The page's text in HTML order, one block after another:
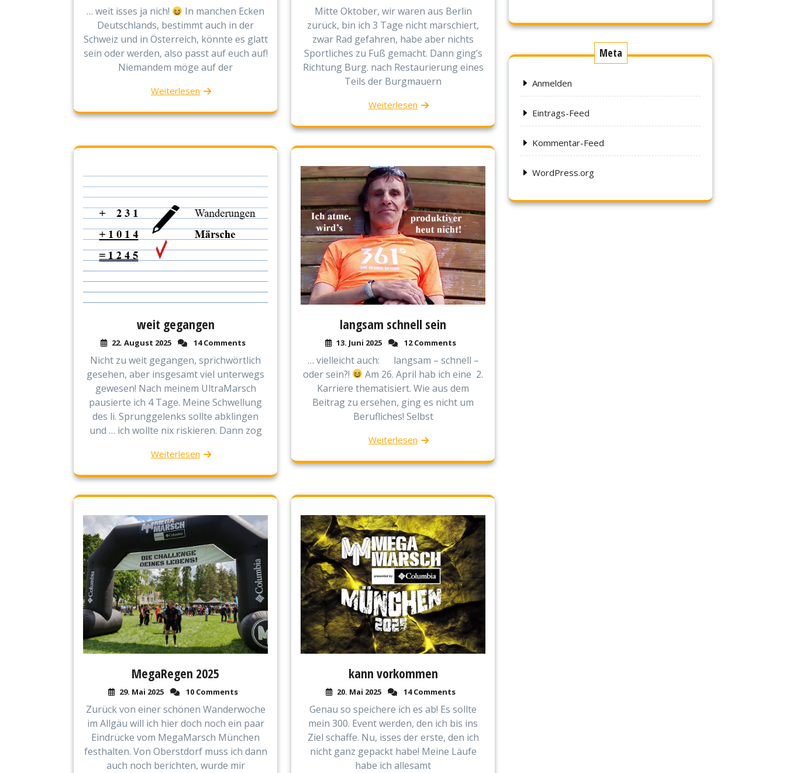
… weit isses ja nich!
In manchen Ecken
Deutschlands, bestimmt auch in der
Schweiz und in Österreich, könnte es glatt
sein oder werden, also passt auf euch auf!
Niemandem möge auf der
Weiterlesen
Mitte Oktober, wir waren aus Berlin
zurück, bin ich 3 Tage nicht marschiert,
zwar Rad gefahren, habe aber nichts
Sportliches zu Fuß gemacht. Dann ging’s
Richtung Burg. nach Restaurierung eines
Teils der Burgmauern
Weiterlesen
weit gegangen
22. August 2025 14 Comments
Nicht zu weit gegangen, sprichwörtlich
gesehen, aber insgesamt viel unterwegs
gewesen! Nach meinem UltraMarsch
pausierte ich 4 Tage. Meine Schwellung
des li. Sprunggelenks sollte abklingen
und … ich wollte nix riskieren. Dann zog
Weiterlesen
langsam schnell sein
13. Juni 2025 12 Comments
… vielleicht auch: langsam – schnell –
oder sein?!
Am 26. April hab ich eine 2.
Karriere thematisiert. Wie aus dem
Beitrag zu ersehen, ging es nicht um
Berufliches! Selbst
Weiterlesen
MegaRegen 2025
29. Mai 2025 10 Comments
Zurück von einer schönen Wanderwoche
im Allgäu will ich hier doch noch ein paar
Eindrücke vom MegaMarsch München
festhalten. Von Oberstdorf muss ich dann
auch noch berichten, wurde mir
kann vorkommen
20. Mai 2025 14 Comments
Genau so speichere ich es ab! Es sollte
mein 300. Event werden, den ich bis ins
Ziel schaffe. Nu, isses der erste, den ich
nicht ganz gepackt habe! Meine Läufe
habe ich allesamt
Meta
Anmelden
Eintrags-Feed
Kommentar-Feed
WordPress.org